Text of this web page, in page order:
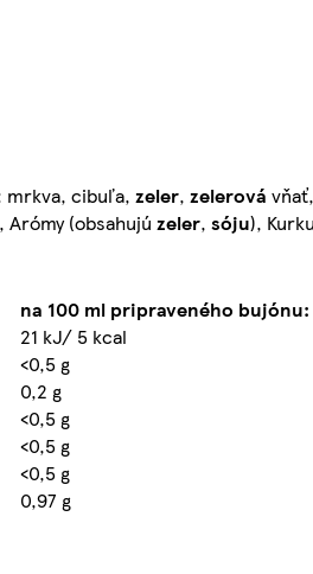
mrkva, cibuľa, zeler, zelerová
(obsahujú zeler, sóju),
na 100 ml pripraveného bujónu:
21 kJ/ 5 kcal
<0,5 g
0,2 g
<0,5 g
<0,5 g
<0,5 g
0,97 g